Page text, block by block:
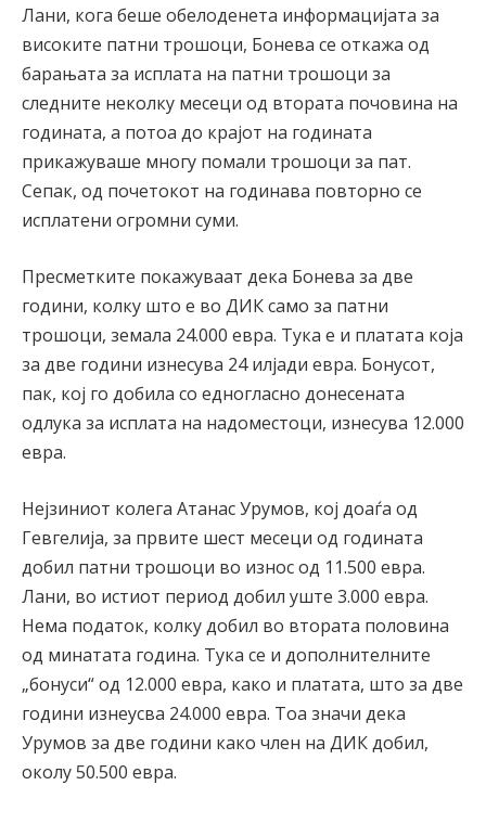
Лани, кога беше обелоденета информацијата за
високите патни трошоци, Бонева се откажа од
барањата за исплата на патни трошоци за
следните неколку месеци од втората почовина на
годината, а потоа до крајот на годината
прикажуваше многу помали трошоци за пат.
Сепак, од почетокот на годинава повторно се
исплатени огромни суми.
Пресметките покажуваат дека Бонева за две
години, колку што е во ДИК само за патни
трошоци, земала 24.000 евра. Тука е и платата која
за две години изнесува 24 илјади евра. Бонусот,
пак, кој го добила со едногласно донесената
одлука за исплата на надоместоци, изнесува 12.000
евра.
Нејзиниот колега Атанас Урумов, кој доаѓа од
Гевгелија, за првите шест месеци од годината
добил патни трошоци во износ од 11.500 евра.
Лани, во истиот период добил уште 3.000 евра.
Нема податок, колку добил во втората половина
од минатата година. Тука се и дополнителните
„бонуси“ од 12.000 евра, како и платата, што за две
години изнеусва 24.000 евра. Тоа значи дека
Урумов за две години како член на ДИК добил,
околу 50.500 евра.